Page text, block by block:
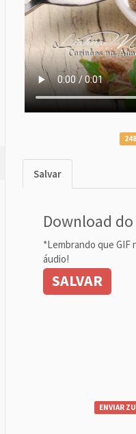
Salvar
Download do
*Lembrando que GIF
áudio!
SALVAR
ENVIAR